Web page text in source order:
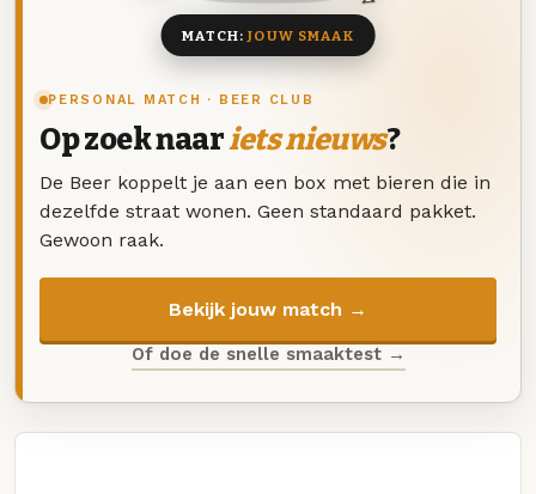
PERSONAL MATCH · BEER CLUB
Op zoek naariets nieuws?
De Beer koppelt je aan een box met bieren die in
dezelfde straat wonen. Geen standaard pakket.
Gewoon raak.
Bekijk jouw match →
Of doe de snelle smaaktest →
MATCH:JOUW SMAAK